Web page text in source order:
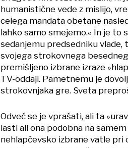
humanistične vede z mislijo,
celega mandata obetane
lahko samo smejemo.« In je
sedanjemu predsedniku vlade,
svojega strokovnega
premišljeno izbrane izraze
TV-oddaji. Pametnemu je
strokovnjaka gre. Sveta
Odveč se je vprašati, ali ta
lasti ali ona podobna na
nehlapčevsko izbrane vatle pri